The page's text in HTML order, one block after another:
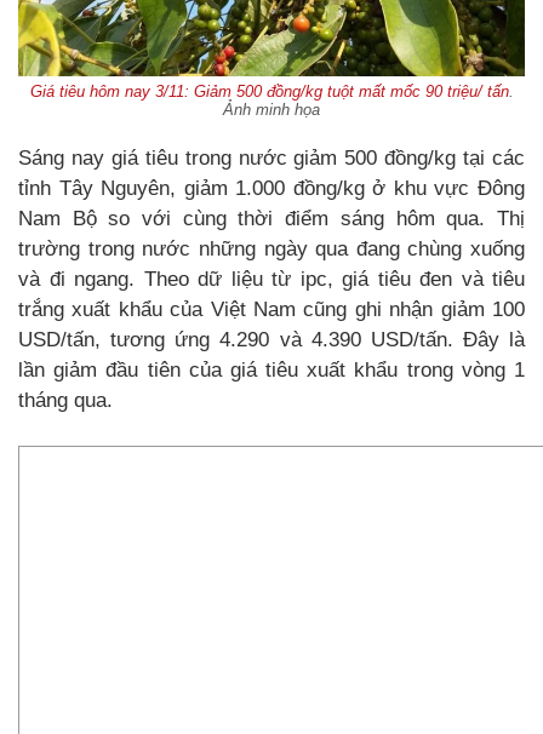
Giá tiêu hôm nay 3/11: Giảm 500 đồng/kg tuột mất mốc 90 triệu/ tấn.
Ảnh minh họa
Sáng nay giá tiêu trong nước giảm 500 đồng/kg tại các
tỉnh Tây Nguyên, giảm 1.000 đồng/kg ở khu vực Đông
Nam Bộ so với cùng thời điểm sáng hôm qua. Thị
trường trong nước những ngày qua đang chùng xuống
và đi ngang. Theo dữ liệu từ ipc, giá tiêu đen và tiêu
trắng xuất khẩu của Việt Nam cũng ghi nhận giảm 100
USD/tấn, tương ứng 4.290 và 4.390 USD/tấn. Đây là
lần giảm đầu tiên của giá tiêu xuất khẩu trong vòng 1
tháng qua.